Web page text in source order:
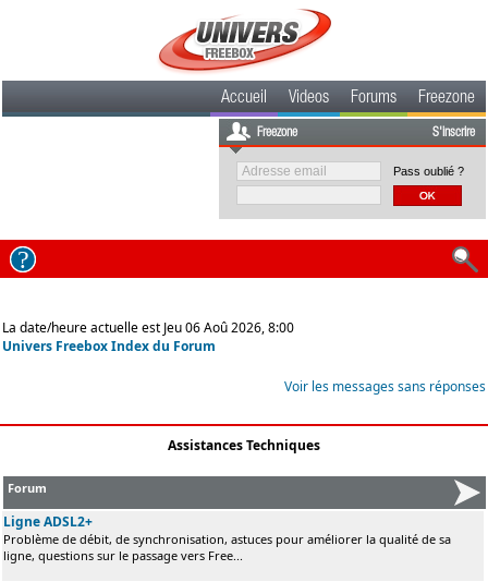
Accueil Videos Forums Freezone
Freezone S'inscrire
Pass oublié ?
La date/heure actuelle est Jeu 06 Aoû 2026, 8:00
Univers Freebox Index du Forum
Voir les messages sans réponses
Assistances Techniques
Forum
Ligne ADSL2+
Problème de débit, de synchronisation, astuces pour améliorer la qualité de sa
ligne, questions sur le passage vers Free...